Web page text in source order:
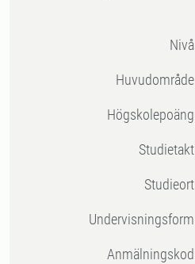
Nivå
Huvudområde
högskolepoäng
Studietakt
Studieort
Undervisningsform
Anmälningskod